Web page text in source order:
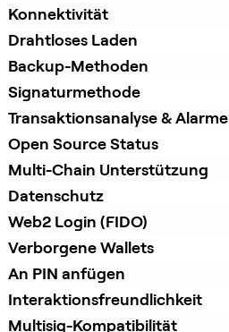
Konnektivität
Drahtloses Laden
Backup-Methoden
Signaturmethode
Transaktionsanalyse & Alarme
Open Source Status
Multi-Chain Unterstützung
Datenschutz
Web2 Login (FIDO)
Verborgene Wallets
An PIN anfügen
Interaktionsfreundlichkeit
Multisig-Kompatibilität